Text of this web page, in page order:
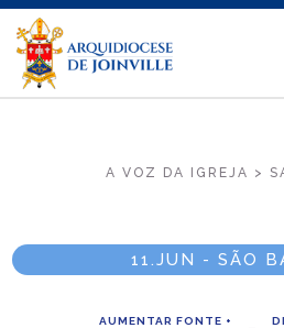
A VOZ DA IGREJA >
11.JUN - SÃO
AUMENTAR FONTE +